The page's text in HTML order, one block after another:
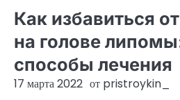
Как избавиться
на голове
способы лечения
17 марта 2022 от pristroykin_